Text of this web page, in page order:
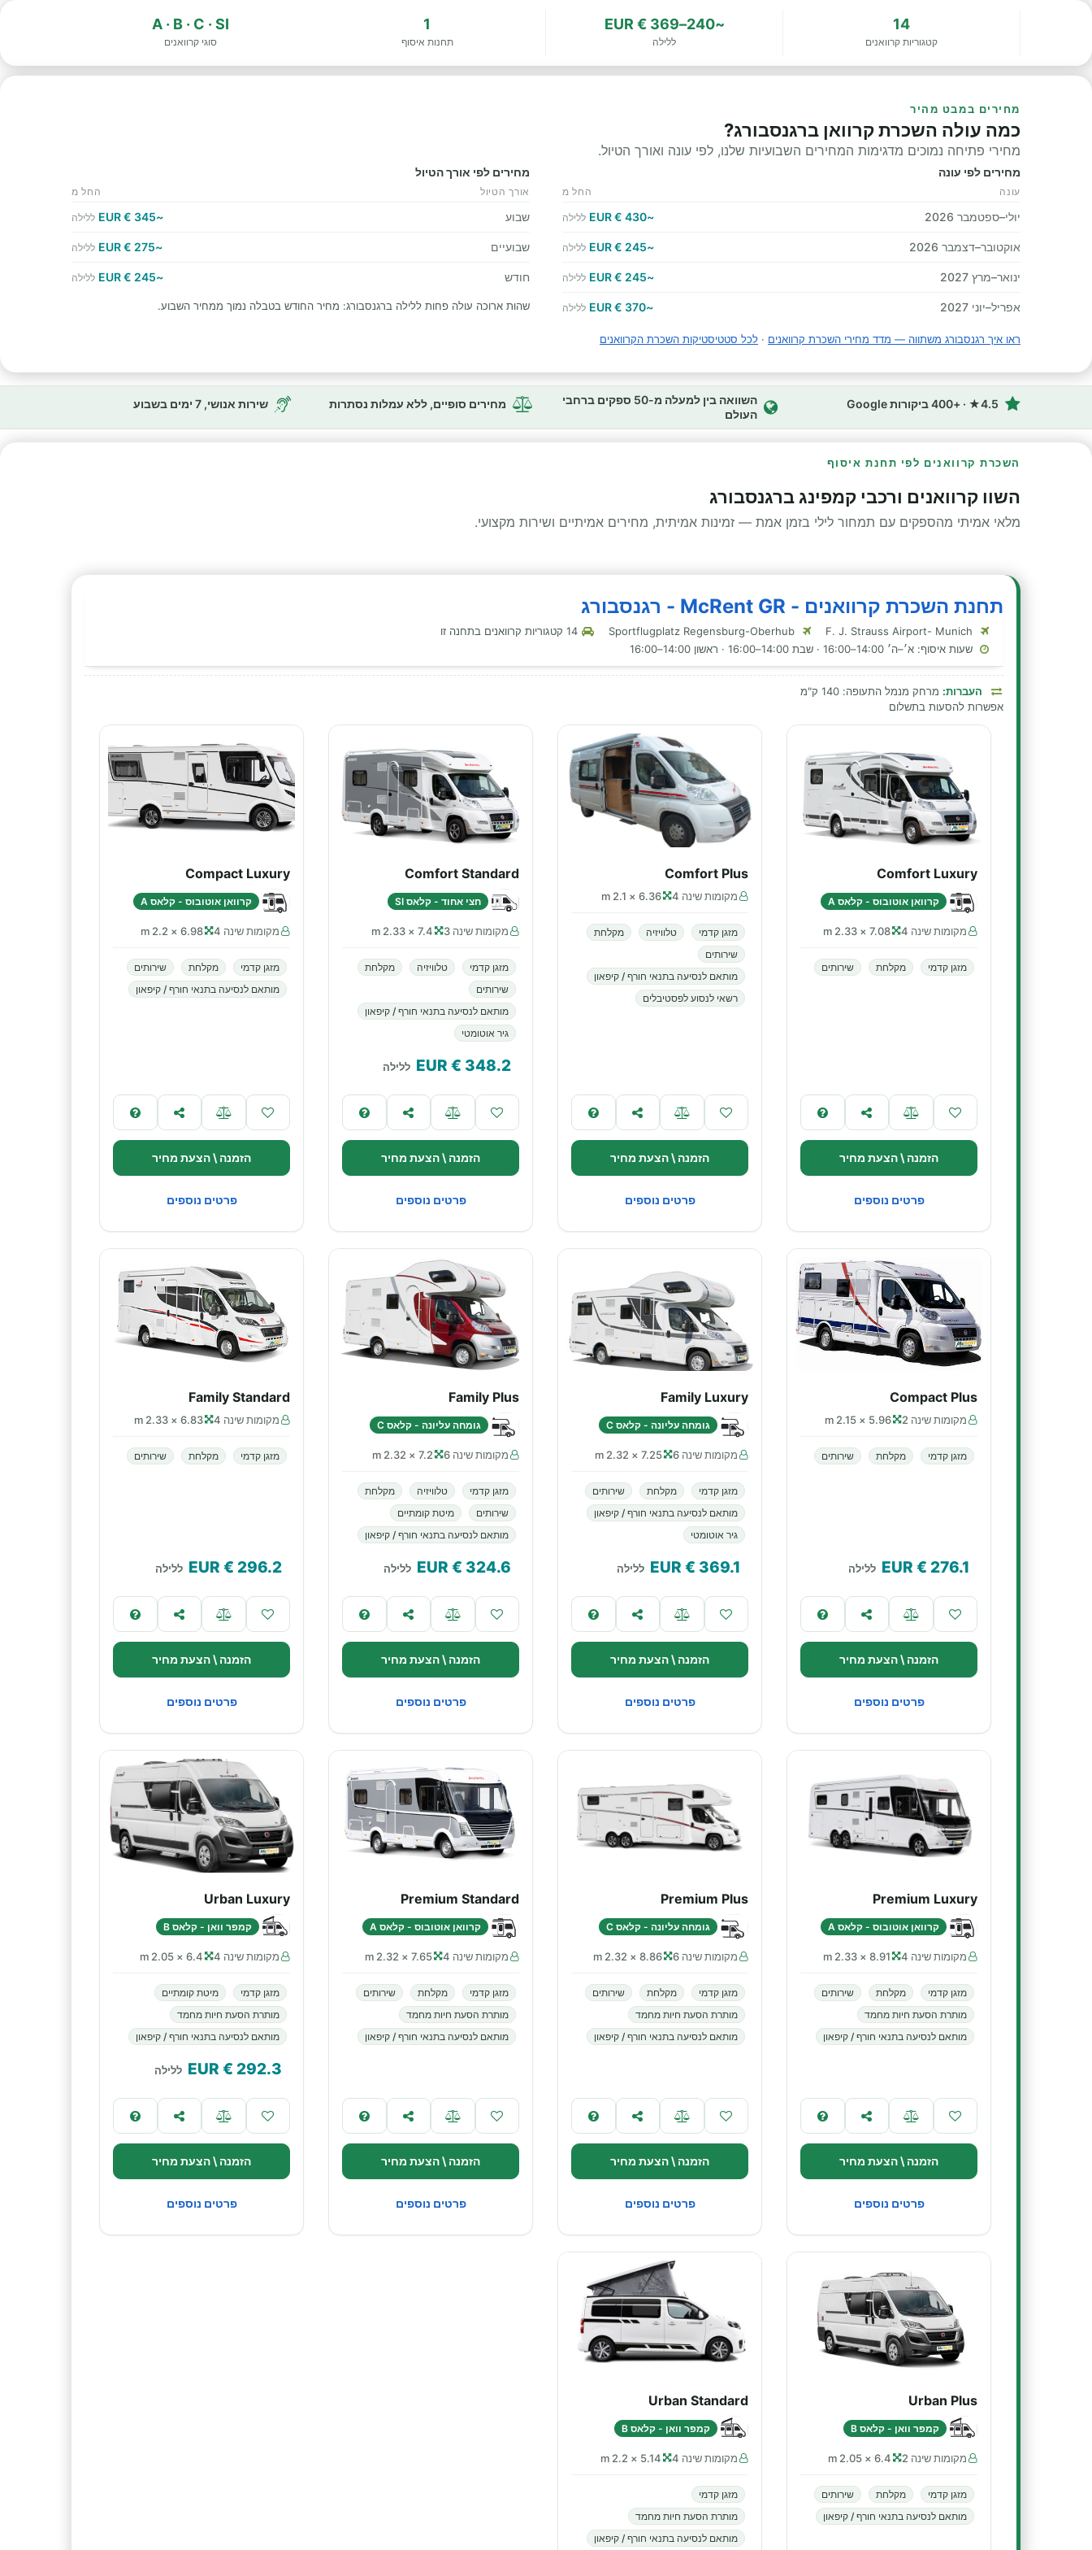
14
קטגוריות קרוואנים
~240–369 € EUR
ללילה
1
תחנות איסוף
A · B · C · SI
סוגי קרוואנים
מחירים במבט מהיר
כמה עולה השכרת קרוואן ברגנסבורג?
מחירי פתיחה נמוכים מדגימות המחירים השבועיות שלנו, לפי עונה ואורך הטיול.
מחירים לפי עונה
עונה החל מ
יולי–ספטמבר 2026 ~430 € EUR ללילה
אוקטובר–דצמבר 2026 ~245 € EUR ללילה
ינואר–מרץ 2027 ~245 € EUR ללילה
אפריל–יוני 2027 ~370 € EUR ללילה
מחירים לפי אורך הטיול
אורך הטיול החל מ
שבוע ~345 € EUR ללילה
שבועיים ~275 € EUR ללילה
חודש ~245 € EUR ללילה
שהות ארוכה עולה פחות ללילה ברגנסבורג: מחיר החודש בטבלה נמוך ממחיר השבוע.
ראו איך רגנסבורג משתווה — מדד מחירי השכרת קרוואנים · לכל סטטיסטיקות השכרת הקרוואנים
4.5★ · +400 ביקורות Google
השוואה בין למעלה מ-50 ספקים ברחבי
העולם
מחירים סופיים, ללא עמלות נסתרות שירות אנושי, 7 ימים בשבוע
השכרת קרוואנים לפי תחנת איסוף
השוו קרוואנים ורכבי קמפינג ברגנסבורג
מלאי אמיתי מהספקים עם תמחור לילי בזמן אמת — זמינות אמיתית, מחירים אמיתיים ושירות מקצועי.
תחנת השכרת קרוואנים - McRent GR - רגנסבורג
שעות איסוף: א׳–ה׳ 14:00–16:00 · שבת 14:00–16:00 · ראשון 14:00–16:00
העברות: מרחק מנמל התעופה: 140 ק"מ
אפשרות להסעות בתשלום
Comfort Luxury
קרוואן אוטובוס - קלאס A
מקומות שינה 4 7.08 × 2.33 m
מזגן קדמי מקלחת שירותים
הזמנה \ הצעת מחיר
פרטים נוספים
Comfort Plus
מקומות שינה 4 6.36 × 2.1 m
מזגן קדמי טלוויזיה
מקלחת
שירותים
מותאם לנסיעה בתנאי חורף / קיפאון
רשאי לנסוע לפסטיבלים
הזמנה \ הצעת מחיר
פרטים נוספים
Comfort Standard
חצי אחוד - קלאס SI
מקומות שינה 3 7.4 × 2.33 m
מזגן קדמי טלוויזיה
מקלחת
שירותים
מותאם לנסיעה בתנאי חורף / קיפאון
גיר אוטומטי
348.2
€ EUR ללילה
הזמנה \ הצעת מחיר
פרטים נוספים
Compact Luxury
קרוואן אוטובוס - קלאס A
מקומות שינה 4 6.98 × 2.2 m
מזגן קדמי מקלחת
שירותים
מותאם לנסיעה בתנאי חורף / קיפאון
הזמנה \ הצעת מחיר
פרטים נוספים
Compact Plus
מקומות שינה 2 5.96 × 2.15 m
מזגן קדמי מקלחת שירותים
276.1
€ EUR ללילה
הזמנה \ הצעת מחיר
פרטים נוספים
Family Luxury
גומחה עליונה - קלאס C
מקומות שינה 6 7.25 × 2.32 m
מזגן קדמי מקלחת
שירותים
מותאם לנסיעה בתנאי חורף / קיפאון
גיר אוטומטי
369.1
€ EUR ללילה
הזמנה \ הצעת מחיר
פרטים נוספים
Family Plus
גומחה עליונה - קלאס C
מקומות שינה 6 7.2 × 2.32 m
מזגן קדמי טלוויזיה
מקלחת
שירותים
מיטת קומתיים
מותאם לנסיעה בתנאי חורף / קיפאון
324.6
€ EUR ללילה
הזמנה \ הצעת מחיר
פרטים נוספים
Family Standard
מקומות שינה 4 6.83 × 2.33 m
מזגן קדמי מקלחת שירותים
296.2
€ EUR ללילה
הזמנה \ הצעת מחיר
פרטים נוספים
Premium Luxury
קרוואן אוטובוס - קלאס A
מקומות שינה 4 8.91 × 2.33 m
מזגן קדמי מקלחת
שירותים
מותרת הסעת חיות מחמד
מותאם לנסיעה בתנאי חורף / קיפאון
הזמנה \ הצעת מחיר
פרטים נוספים
Premium Plus
גומחה עליונה - קלאס C
מקומות שינה 6 8.86 × 2.32 m
מזגן קדמי מקלחת
שירותים
מותרת הסעת חיות מחמד
מותאם לנסיעה בתנאי חורף / קיפאון
הזמנה \ הצעת מחיר
פרטים נוספים
Premium Standard
קרוואן אוטובוס - קלאס A
מקומות שינה 4 7.65 × 2.32 m
מזגן קדמי מקלחת
שירותים
מותרת הסעת חיות מחמד
מותאם לנסיעה בתנאי חורף / קיפאון
הזמנה \ הצעת מחיר
פרטים נוספים
Urban Luxury
קמפר וואן - קלאס B
מקומות שינה 4 6.4 × 2.05 m
מזגן קדמי
מיטת קומתיים
מותרת הסעת חיות מחמד
מותאם לנסיעה בתנאי חורף / קיפאון
292.3
€ EUR ללילה
הזמנה \ הצעת מחיר
פרטים נוספים
Urban Plus
קמפר וואן - קלאס B
מקומות שינה 2 6.4 × 2.05 m
מזגן קדמי מקלחת
שירותים
מותאם לנסיעה בתנאי חורף / קיפאון
Urban Standard
קמפר וואן - קלאס B
מקומות שינה 4 5.14 × 2.2 m
מזגן קדמי
מותרת הסעת חיות מחמד
מותאם לנסיעה בתנאי חורף / קיפאון